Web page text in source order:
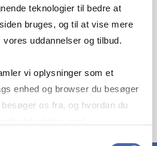
teknologier til bedre at
bruges, og til at vise mere
uddannelser og tilbud.
vi oplysninger som et
enhed og browser du besøger
os fra, og hvordan du
cookiesto view this
video.